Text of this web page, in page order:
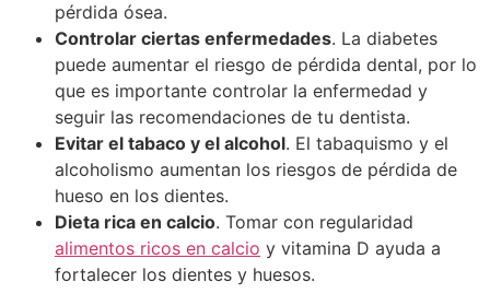
pérdida ósea.
Controlar ciertas enfermedades. La diabetes
puede aumentar el riesgo de pérdida dental, por lo
que es importante controlar la enfermedad y
seguir las recomendaciones de tu dentista.
Evitar el tabaco y el alcohol. El tabaquismo y el
alcoholismo aumentan los riesgos de pérdida de
hueso en los dientes.
Dieta rica en calcio. Tomar con regularidad
alimentos ricos en calcio y vitamina D ayuda a
fortalecer los dientes y huesos.